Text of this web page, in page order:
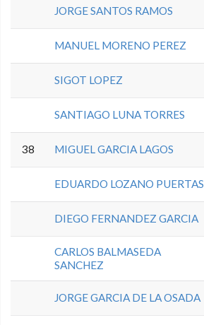
JORGE SANTOS RAMOS
MANUEL MORENO PEREZ
SIGOT LOPEZ
SANTIAGO LUNA TORRES
38 MIGUEL GARCIA LAGOS
EDUARDO LOZANO PUERTAS
DIEGO FERNANDEZ GARCIA
CARLOS BALMASEDA
SANCHEZ
JORGE GARCIA DE LA OSADA